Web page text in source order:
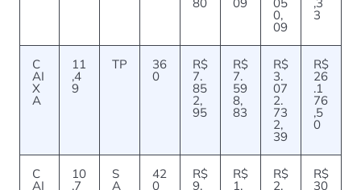
0,
09
3
C
AI
X
A
11
,4
9
TP 36
0
R$
7.
85
2,
95
R$
7.
59
8,
83
R$
3.
07
2.
73
2,
39
R$
26
.1
76
,5
0
C
AI
10
,7
S
A
42
0
R$
9.
R$
1.
R$
2.
R$
30